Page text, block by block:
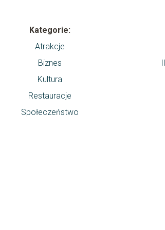
Kategorie:
Atrakcje
Biznes
Kultura
Restauracje
Społeczeństwo